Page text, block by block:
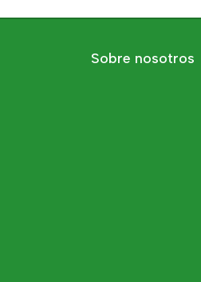
Sobre nosotros